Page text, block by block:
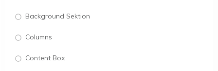
Background Sektion
Columns
Content Box